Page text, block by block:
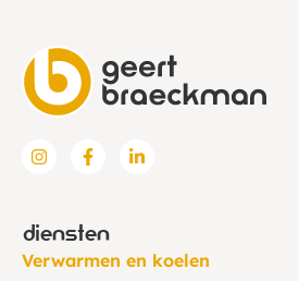
diensten
Verwarmen en koelen